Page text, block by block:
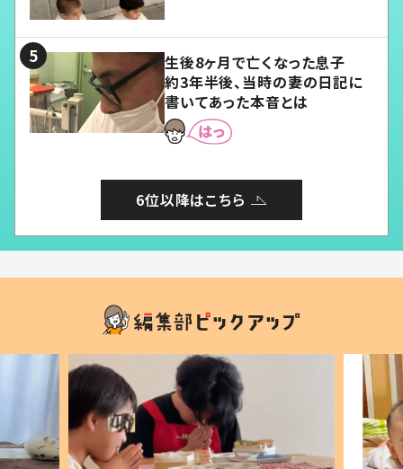
生後8ヶ月で亡くなった息子
約3年半後、当時の妻の日記に
書いてあった本音とは
6位以降はこちら